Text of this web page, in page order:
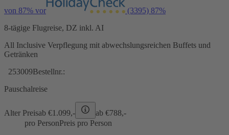
von 87% vor (3395) 87%
8-tägige Flugreise, DZ inkl. AI
All Inclusive Verpflegung mit abwechslungsreichen Buffets und
Getränken
253009Bestellnr.:
Pauschalreise
Alter Preisab €1.099,- ab €788,-
pro PersonPreis pro Person